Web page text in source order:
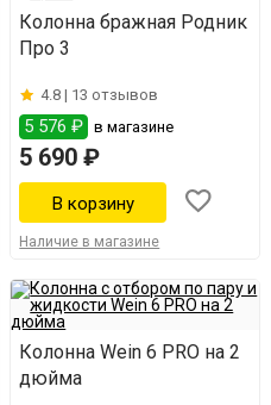
Колонна бражная Родник
Про 3
4.8 | 13 отзывов
5 576 ₽ в магазине
5 690 ₽
Наличие в магазине
Колонна Wein 6 PRO на 2
дюйма